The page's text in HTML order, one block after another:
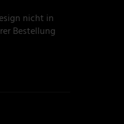
nicht in
Bestellung